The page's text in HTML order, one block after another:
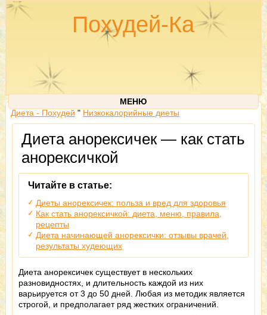
Похудей-Ка
МЕНЮ
Диета - Похудей " Низкокалорийные диеты
Диета анорексичек — как стать
анорексичкой
Читайте в статье:
Диеты анорексичек: польза и вред для здоровья
Как стать анорексичкой: диета, меню, правила,
рецепты
Диета начинающей анорексички: отзывы врачей,
результаты худеющих
Диета анорексичек существует в нескольких
разновидностях, и длительность каждой из них
варьируется от 3 до 50 дней. Любая из методик является
строгой, и предполагает ряд жестких ограничений.